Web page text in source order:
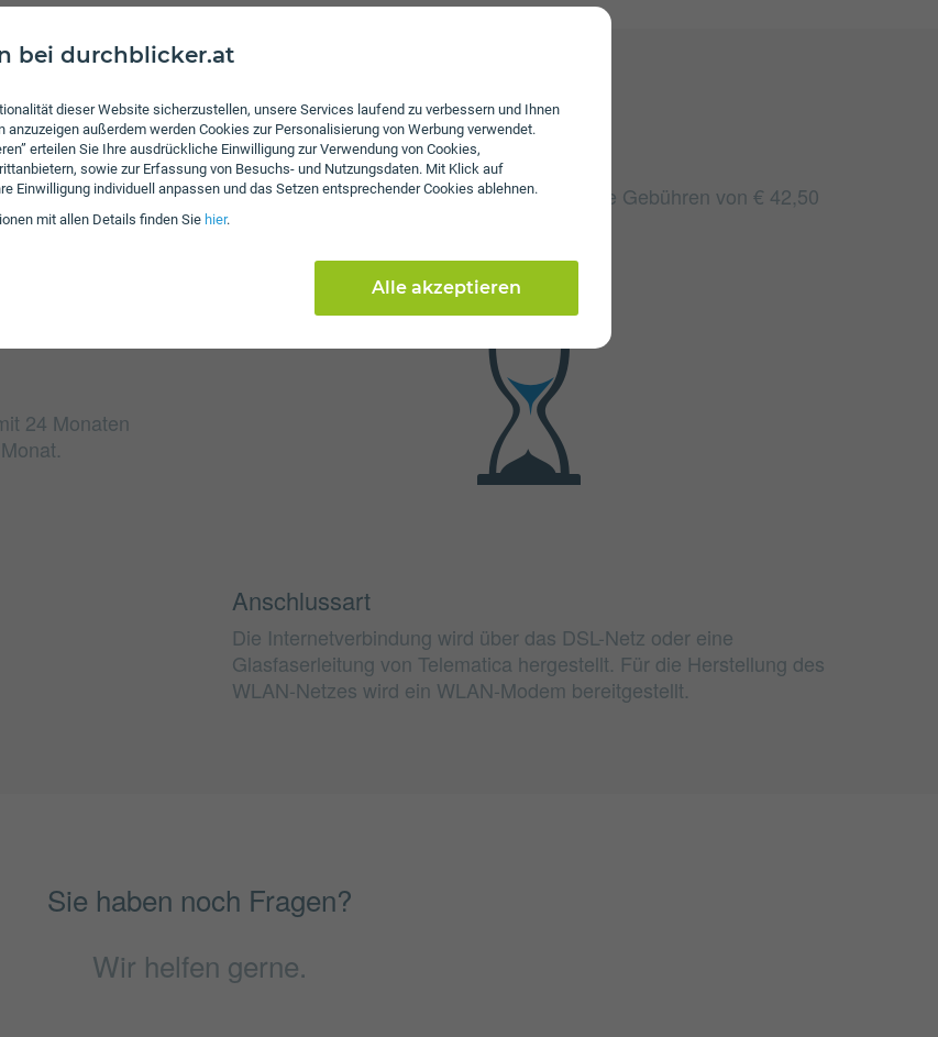
bei durchblicker.at
dieser Website sicherzustellen, unsere Services laufend zu verbessern und Ihnen
außerdem werden Cookies zur Personalisierung von Werbung verwendet.
erteilen Sie Ihre ausdrückliche Einwilligung zur Verwendung von Cookies,
sowie zur Erfassung von Besuchs- und Nutzungsdaten. Mit Klick auf
Einwilligung individuell anpassen und das Setzen entsprechender Cookies ablehnen.
mit allen Details finden Sie hier.
Alle akzeptieren
Gebühren
Beim Tarif Next Home 330 fallen monatliche Gebühren von € 42,50
24 Monaten
Anschlussart
Die Internetverbindung wird über das DSL-Netz oder eine
Glasfaserleitung von Telematica hergestellt. Für die Herstellung des
WLAN-Netzes wird ein WLAN-Modem bereitgestellt.
Sie haben noch Fragen?
Wir helfen gerne.